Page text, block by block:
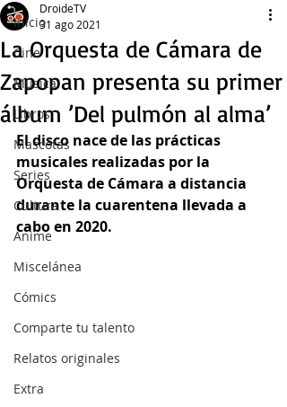
Inicio
Cine
Música
Libros
Mascotas
Series
Cultura
Anime
Miscelánea
Cómics
Comparte tu talento
Relatos originales
Extra
La Orquesta de Cámara de
Zapopan presenta su primer
álbum ’Del pulmón al alma’
DroideTV
31 ago 2021
El disco nace de las prácticas
musicales realizadas por la
Orquesta de Cámara a distancia
durante la cuarentena llevada a
cabo en 2020.